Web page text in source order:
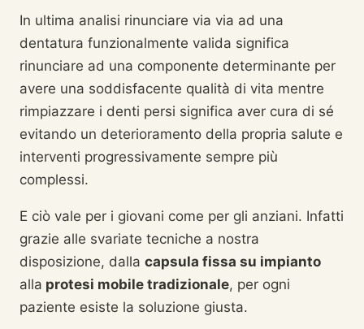
In ultima analisi rinunciare via via ad una
dentatura funzionalmente valida significa
rinunciare ad una componente determinante per
avere una soddisfacente qualità di vita mentre
rimpiazzare i denti persi significa aver cura di sé
evitando un deterioramento della propria salute e
interventi progressivamente sempre più
complessi.
E ciò vale per i giovani come per gli anziani. Infatti
grazie alle svariate tecniche a nostra
disposizione, dalla capsula fissa su impianto
alla protesi mobile tradizionale, per ogni
paziente esiste la soluzione giusta.